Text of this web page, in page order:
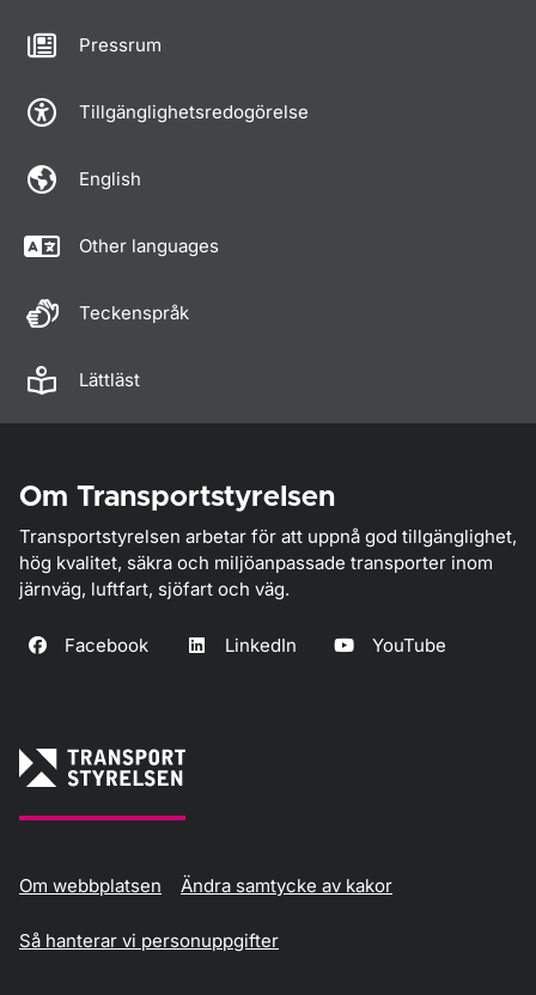
Pressrum
Tillgänglighetsredogörelse
English
Other languages
Teckenspråk
Lättläst
Om Transportstyrelsen
Transportstyrelsen arbetar för att uppnå god tillgänglighet,
hög kvalitet, säkra och miljöanpassade transporter inom
järnväg, luftfart, sjöfart och väg.
Facebook LinkedIn YouTube
Om webbplatsen Ändra samtycke av kakor
Så hanterar vi personuppgifter